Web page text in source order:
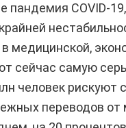
пандемия COVID-
сейчас самую
человек рискуют
переводов от